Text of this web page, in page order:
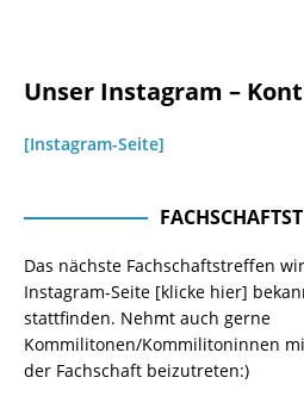
Unser Instagram –
[Instagram-Seite]
Das nächste Fachschaftstreffen
Instagram-Seite [klicke hier]
stattfinden. Nehmt auch gerne
Kommilitonen/Kommilitoninnen
der Fachschaft beizutreten:)